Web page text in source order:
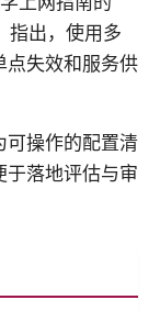
指出，使用多
点失效和服务供
可操作的配置清
于落地评估与审